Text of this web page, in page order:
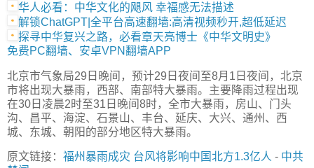
华人必看：中华文化的飓风 幸福感无法描述
解锁ChatGPT|全平台高速翻墙:高清视频秒开,超低延迟
探寻中华复兴之路，必看章天亮博士《中华文明史》
免费PC翻墙、安卓VPN翻墙APP
北京市气象局29日晚间，预计29日夜间至8月1日夜间，北京
市将出现大暴雨，西部、南部特大暴雨。主要降雨过程出现
在30日凌晨2时至31日晚间8时，全市大暴雨，房山、门头
沟、昌平、海淀、石景山、丰台、延庆、大兴、通州、西
城、东城、朝阳的部分地区特大暴雨。
原文链接： 福州暴雨成灾 台风将影响中国北方1.3亿人 - 中共